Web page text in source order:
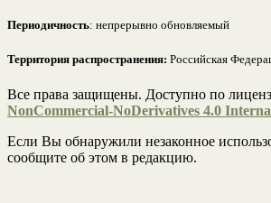
Периодичность: непрерывно обновляемый
Территория распространения: Российская
Все права защищены. Доступно по
NonCommercial-NoDerivatives 4.0
Если Вы обнаружили незаконное
сообщите об этом в редакцию.